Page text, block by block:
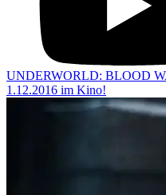
UNDERWORLD: BLOOD
1.12.2016 im Kino!